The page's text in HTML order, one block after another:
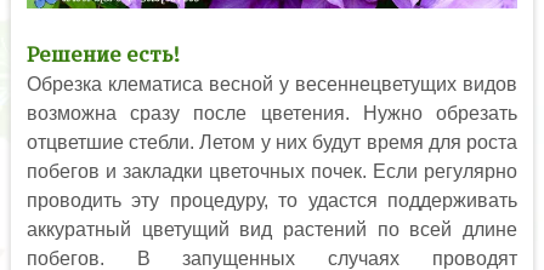
Решение есть!
Обрезка клематиса весной у весеннецветущих видов
возможна сразу после цветения. Нужно обрезать
отцветшие стебли. Летом у них будут время для роста
побегов и закладки цветочных почек. Если регулярно
проводить эту процедуру, то удастся поддерживать
аккуратный цветущий вид растений по всей длине
побегов. В запущенных случаях проводят